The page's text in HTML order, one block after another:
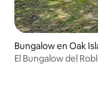
Bungalow en Oak
El Bungalow del